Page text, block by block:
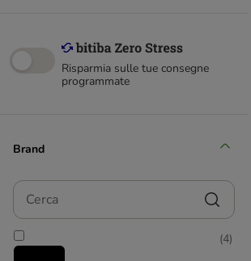
Gourmet
GranataPet
Happy Cat
Risparmia sulle tue consegne
programmate
Brand
Cerca
(4)